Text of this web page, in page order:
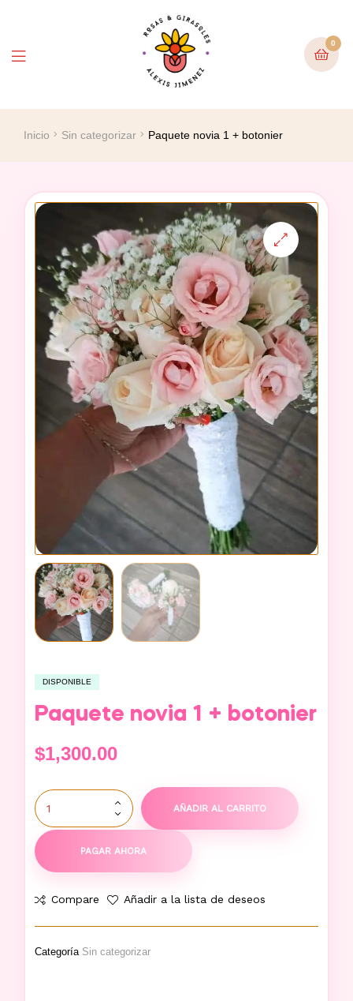
0
Inicio Sin categorizar Paquete novia 1 + botonier
DISPONIBLE
Paquete novia 1 + botonier
$1,300.00
AÑADIR AL CARRITO
PAGAR AHORA
Compare Añadir a la lista de deseos
Categoría Sin categorizar